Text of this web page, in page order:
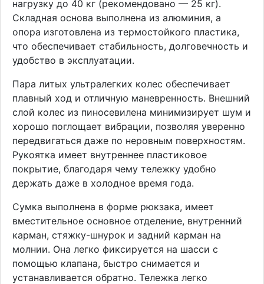
нагрузку до 40 кг (рекомендовано — 25 кг).
Складная основа выполнена из алюминия, а
опора изготовлена из термостойкого пластика,
что обеспечивает стабильность, долговечность и
удобство в эксплуатации.
Пара литых ультралегких колес обеспечивает
плавный ход и отличную маневренность. Внешний
слой колес из пиносевилена минимизирует шум и
хорошо поглощает вибрации, позволяя уверенно
передвигаться даже по неровным поверхностям.
Рукоятка имеет внутреннее пластиковое
покрытие, благодаря чему тележку удобно
держать даже в холодное время года.
Сумка выполнена в форме рюкзака, имеет
вместительное основное отделение, внутренний
карман, стяжку-шнурок и задний карман на
молнии. Она легко фиксируется на шасси с
помощью клапана, быстро снимается и
устанавливается обратно. Тележка легко